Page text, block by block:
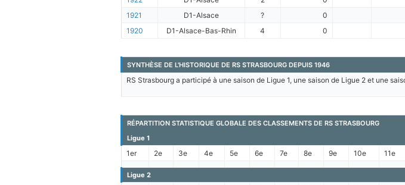
1921
D1-Alsace ? 0
1920
D1-Alsace-Bas-Rhin 4 0
SYNTHÈSE DE L'HISTORIQUE DE RS STRASBOURG DEPUIS 1946
RS Strasbourg a participé à une saison de Ligue 1, une saison de Ligue 2 et une
RÉPARTITION STATISTIQUE GLOBALE DES CLASSEMENTS DE RS STRASBOURG
Ligue 1
1er 2e 3e 4e 5e 6e 7e 8e 9e 10e 11e
Ligue 2